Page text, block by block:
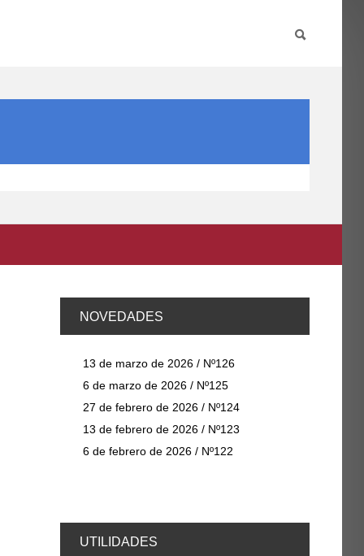
NOVEDADES
13 de marzo de 2026 / Nº126
6 de marzo de 2026 / Nº125
27 de febrero de 2026 / Nº124
13 de febrero de 2026 / Nº123
6 de febrero de 2026 / Nº122
UTILIDADES